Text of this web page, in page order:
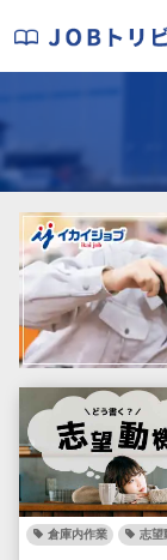
O
ビ
ア
倉庫内作業 志望